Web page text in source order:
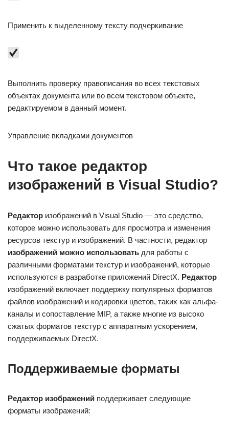
Применить к выделенному тексту подчеркивание
Выполнить проверку правописания во всех текстовых
объектах документа или во всем текстовом объекте,
редактируемом в данный момент.
Управление вкладками документов
Что такое редактор
изображений в Visual Studio?
Редактор изображений в Visual Studio — это средство,
которое можно использовать для просмотра и изменения
ресурсов текстур и изображений. В частности, редактор
изображений можно использовать для работы с
различными форматами текстур и изображений, которые
используются в разработке приложений DirectX. Редактор
изображений включает поддержку популярных форматов
файлов изображений и кодировки цветов, таких как альфа-
каналы и сопоставление MIP, а также многие из высоко
сжатых форматов текстур с аппаратным ускорением,
поддерживаемых DirectX.
Поддерживаемые форматы
Редактор изображений поддерживает следующие
форматы изображений: